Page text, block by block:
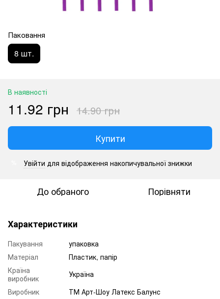
Паковання
8 шт.
В наявності
11.92 грн 14.90 грн
Купити
Увійти для відображення накопичувальної знижки
До обраного Порівняти
Характеристики
Пакування
упаковка
Матеріал
Пластик, папір
Країна
виробник
Україна
Виробник
ТМ Арт-Шоу Латекс Балунс